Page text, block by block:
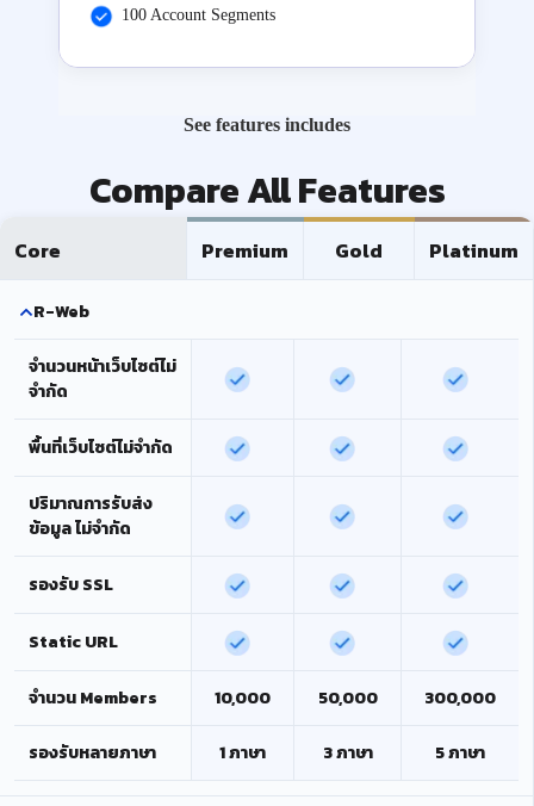
100 Account Segments
See features includes
Compare All Features
Core Premium Gold Platinum
R-Web
จำนวนหน้าเว็บไซต์ไม่
จำกัด
พื้นที่เว็บไซต์ไม่จำกัด
ปริมาณการรับส่ง
ข้อมูล ไม่จำกัด
รองรับ SSL
Static URL
จำนวน Members 10,000 50,000 300,000
รองรับหลายภาษา 1 ภาษา 3 ภาษา 5 ภาษา